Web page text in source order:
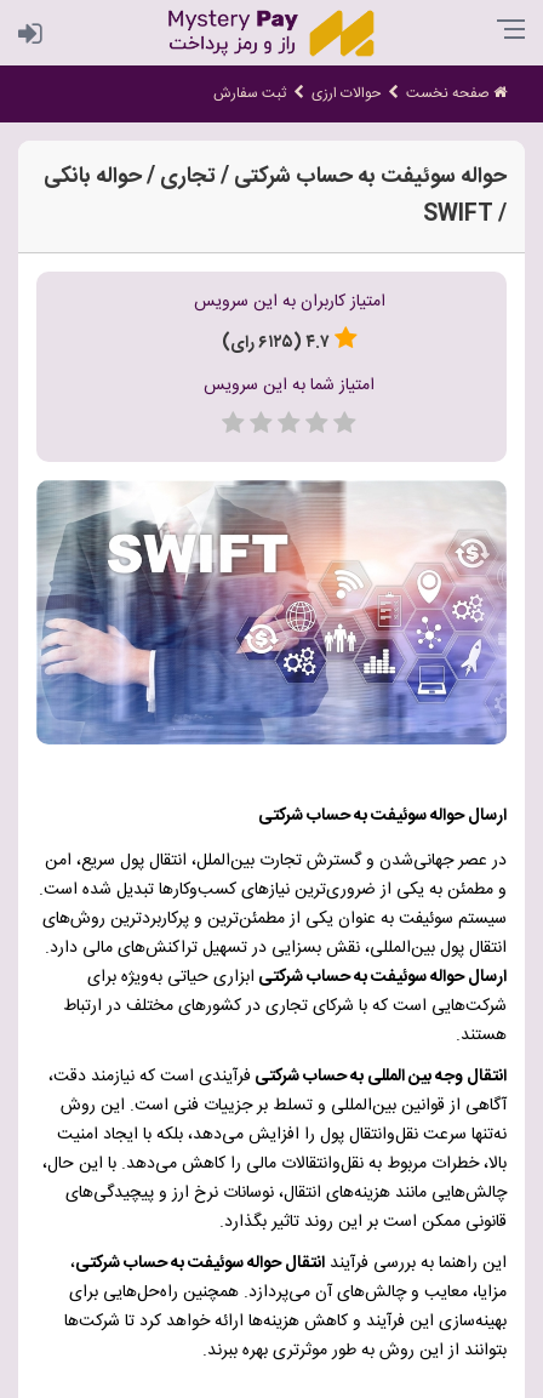
صفحه نخست حوالات ارزی ثبت سفارش
حواله سوئیفت به حساب شرکتی / تجاری / حواله بانکی
/ SWIFT
امتیاز کاربران به این سرویس
۴.۷ (۶۱۲۵ رای)
امتیاز شما به این سرویس
ارسال حواله سوئیفت به حساب شرکتی
در عصر جهانی‌شدن و گسترش تجارت بین‌الملل، انتقال پول سریع، امن
و مطمئن به یکی از ضروری‌ترین نیازهای کسب‌وکارها تبدیل شده است.
سیستم سوئیفت به عنوان یکی از مطمئن‌ترین و پرکاربردترین روش‌های
انتقال پول بین‌المللی، نقش بسزایی در تسهیل تراکنش‌های مالی دارد.
ارسال حواله سوئیفت به حساب شرکتی ابزاری حیاتی به‌ویژه برای
شرکت‌هایی است که با شرکای تجاری در کشورهای مختلف در ارتباط
هستند.
انتقال وجه بین المللی به حساب شرکتی فرآیندی است که نیازمند دقت،
آگاهی از قوانین بین‌المللی و تسلط بر جزییات فنی است. این روش
نه‌تنها سرعت نقل‌وانتقال پول را افزایش می‌دهد، بلکه با ایجاد امنیت
بالا، خطرات مربوط به نقل‌وانتقالات مالی را کاهش می‌دهد. با این حال،
چالش‌هایی مانند هزینه‌های انتقال، نوسانات نرخ ارز و پیچیدگی‌های
قانونی ممکن است بر این روند تاثیر بگذارد.
این راهنما به بررسی فرآیند انتقال حواله سوئیفت به حساب شرکتی،
مزایا، معایب و چالش‌های آن می‌پردازد. همچنین راه‌حل‌هایی برای
بهینه‌سازی این فرآیند و کاهش هزینه‌ها ارائه خواهد کرد تا شرکت‌ها
بتوانند از این روش به طور موثرتری بهره ببرند.